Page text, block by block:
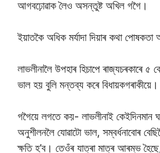
আগবঢ়োৱাক লৈও অসন্তুষ্ট অখিল গগৈ।
ইয়াতকৈ অধিক মৰ্যাদা দিয়াৰ কথা পোষকতা
লাভলীনালৈ উপহাৰ হিচাপে ৰাজ্যচৰকাৰে ৫
ভাল হয় বুলি মন্তব্য কৰে বিধায়কগৰাকীয়ে।
গগৈয়ে লগতে কয়- লাভলীনাই কেইদিনমান
অনুশীলনলৈ যোৱাটো ভাল, সম্বৰ্ধনাবোৰ
ক্ষতি হ’ব। তেওঁৰ যাত্ৰা মাত্ৰ আৰম্ভ